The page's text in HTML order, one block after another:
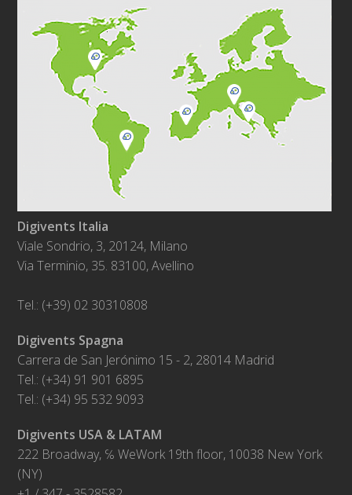
Digivents Italia
Viale Sondrio, 3, 20124, Milano
Via Terminio, 35. 83100, Avellino
Tel.: (+39) 02 30310808
Digivents Spagna
Carrera de San Jerónimo 15 - 2, 28014 Madrid
Tel.: (+34) 91 901 6895
Tel.: (+34) 95 532 9093
Digivents USA & LATAM
222 Broadway, ℅ WeWork 19th floor, 10038 New York
(NY)